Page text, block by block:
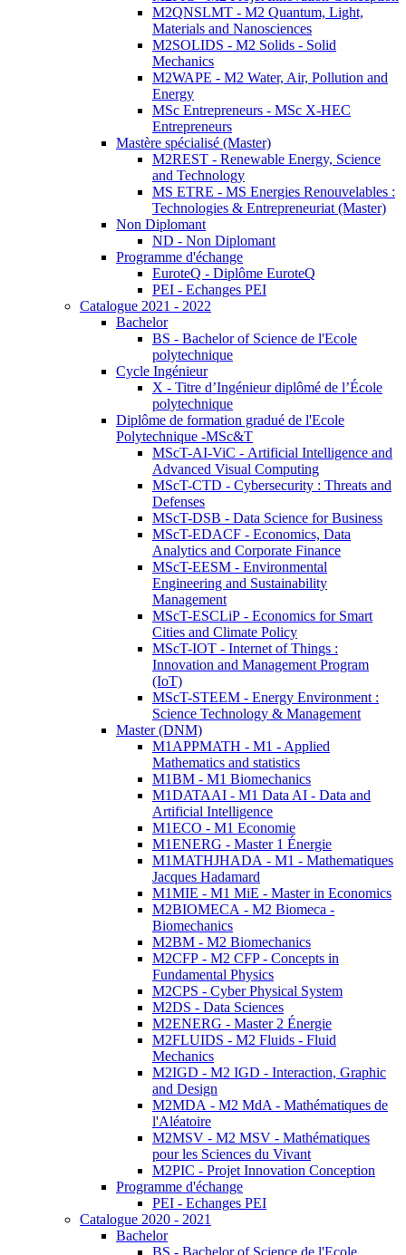
M2QNSLMT - M2 Quantum, Light,
Materials and Nanosciences
M2SOLIDS - M2 Solids - Solid
Mechanics
M2WAPE - M2 Water, Air, Pollution and
Energy
MSc Entrepreneurs - MSc X-HEC
Entrepreneurs
Mastère spécialisé (Master)
M2REST - Renewable Energy, Science
and Technology
MS ETRE - MS Energies Renouvelables :
Technologies & Entrepreneuriat (Master)
Non Diplomant
ND - Non Diplomant
Programme d'échange
EuroteQ - Diplôme EuroteQ
PEI - Echanges PEI
Catalogue 2021 - 2022
Bachelor
BS - Bachelor of Science de l'Ecole
polytechnique
Cycle Ingénieur
X - Titre d’Ingénieur diplômé de l’École
polytechnique
Diplôme de formation gradué de l'Ecole
Polytechnique -MSc&T
MScT-AI-ViC - Artificial Intelligence and
Advanced Visual Computing
MScT-CTD - Cybersecurity : Threats and
Defenses
MScT-DSB - Data Science for Business
MScT-EDACF - Economics, Data
Analytics and Corporate Finance
MScT-EESM - Environmental
Engineering and Sustainability
Management
MScT-ESCLiP - Economics for Smart
Cities and Climate Policy
MScT-IOT - Internet of Things :
Innovation and Management Program
(IoT)
MScT-STEEM - Energy Environment :
Science Technology & Management
Master (DNM)
M1APPMATH - M1 - Applied
Mathematics and statistics
M1BM - M1 Biomechanics
M1DATAAI - M1 Data AI - Data and
Artificial Intelligence
M1ECO - M1 Economie
M1ENERG - Master 1 Énergie
M1MATHJHADA - M1 - Mathematiques
Jacques Hadamard
M1MIE - M1 MiE - Master in Economics
M2BIOMECA - M2 Biomeca -
Biomechanics
M2BM - M2 Biomechanics
M2CFP - M2 CFP - Concepts in
Fundamental Physics
M2CPS - Cyber Physical System
M2DS - Data Sciences
M2ENERG - Master 2 Énergie
M2FLUIDS - M2 Fluids - Fluid
Mechanics
M2IGD - M2 IGD - Interaction, Graphic
and Design
M2MDA - M2 MdA - Mathématiques de
l'Aléatoire
M2MSV - M2 MSV - Mathématiques
pour les Sciences du Vivant
M2PIC - Projet Innovation Conception
Programme d'échange
PEI - Echanges PEI
Catalogue 2020 - 2021
Bachelor
BS - Bachelor of Science de l'Ecole